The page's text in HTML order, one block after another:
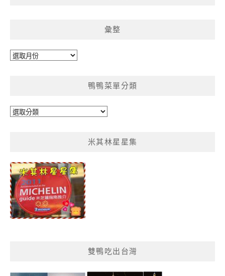
彙整
彙
鴨鴨菜單分類
鴨
類
米其林星星集
雙鴨吃出台灣